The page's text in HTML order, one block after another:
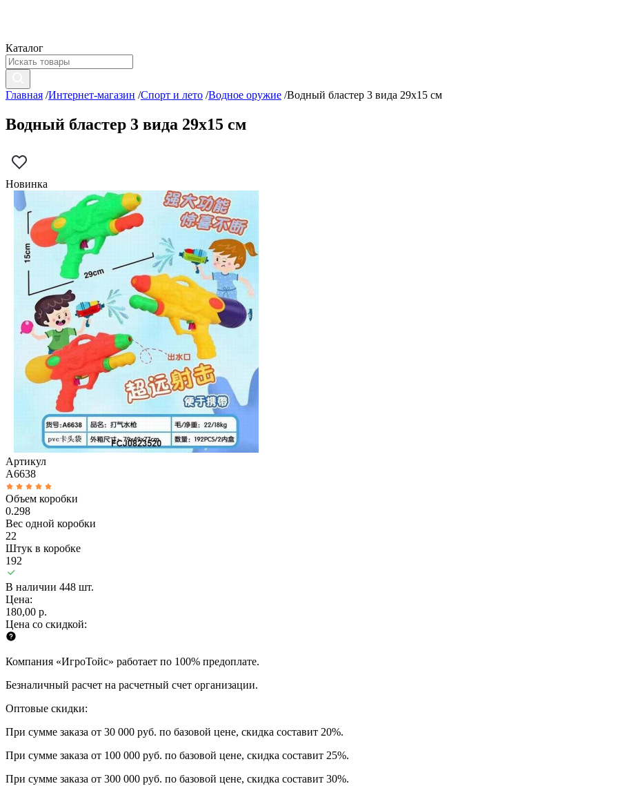
Каталог
Главная /Интернет-магазин /Спорт и лето /Водное оружие /Водный бластер 3 вида 29х15 см
Водный бластер 3 вида 29х15 см
Новинка
Артикул
A6638
Объем коробки
0.298
Вес одной коробки
22
Штук в коробке
192
В наличии 448 шт.
Цена:
180,00 р.
Цена со скидкой:
Компания «ИгроТойс» работает по 100% предоплате.
Безналичный расчет на расчетный счет организации.
Оптовые скидки:
При сумме заказа от 30 000 руб. по базовой цене, скидка составит 20%.
При сумме заказа от 100 000 руб. по базовой цене, скидка составит 25%.
При сумме заказа от 300 000 руб. по базовой цене, скидка составит 30%.